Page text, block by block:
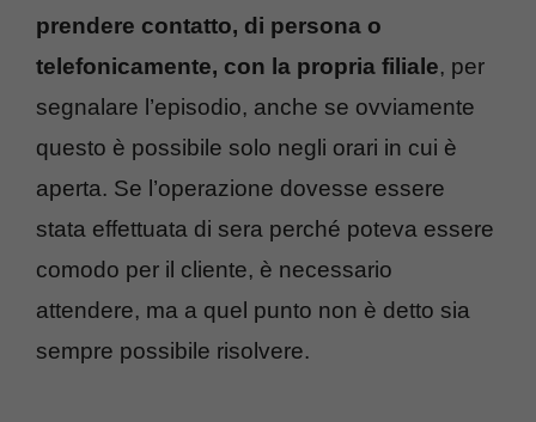
prendere contatto, di persona o
telefonicamente, con la propria filiale, per
segnalare l’episodio, anche se ovviamente
questo è possibile solo negli orari in cui è
aperta. Se l’operazione dovesse essere
stata effettuata di sera perché poteva essere
comodo per il cliente, è necessario
attendere, ma a quel punto non è detto sia
sempre possibile risolvere.